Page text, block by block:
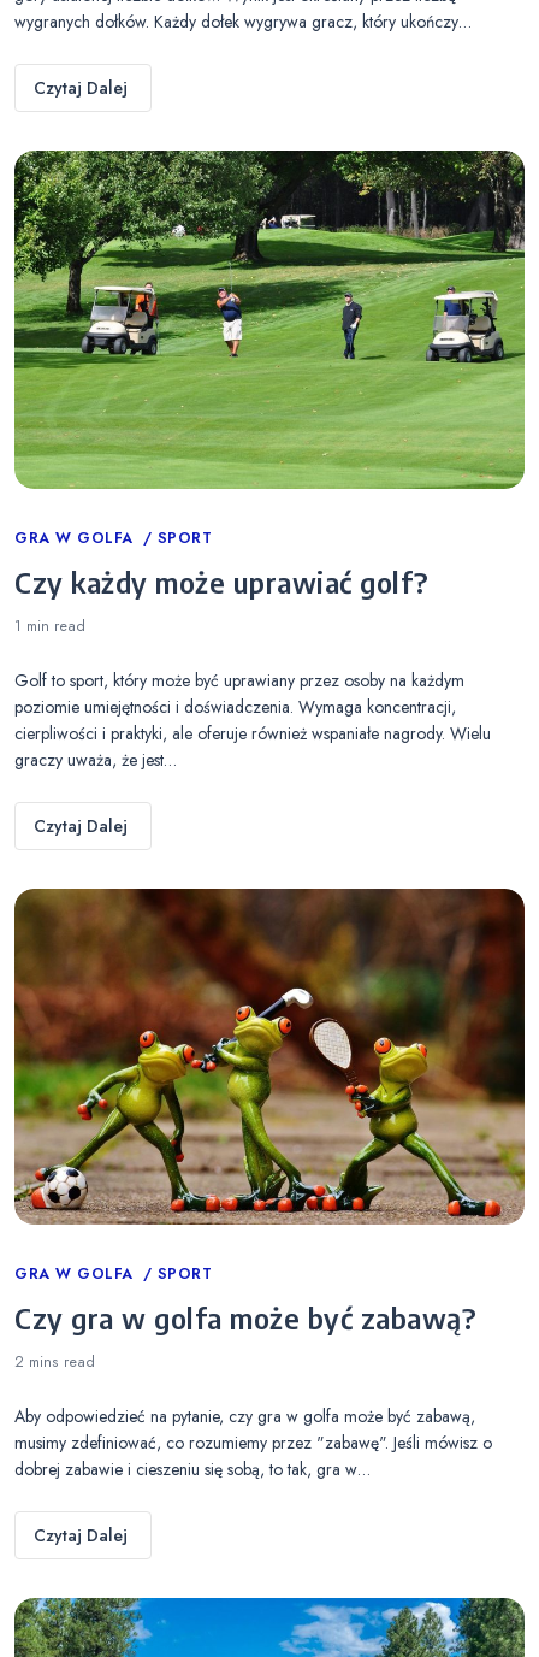
wygranych dołków. Każdy dołek wygrywa gracz, który ukończy…
Czytaj Dalej
Categories
GRA W GOLFA SPORT
Czy każdy może uprawiać golf?
1 min read
Golf to sport, który może być uprawiany przez osoby na każdym
poziomie umiejętności i doświadczenia. Wymaga koncentracji,
cierpliwości i praktyki, ale oferuje również wspaniałe nagrody. Wielu
graczy uważa, że jest…
Czytaj Dalej
Categories
GRA W GOLFA SPORT
Czy gra w golfa może być zabawą?
2 mins read
Aby odpowiedzieć na pytanie, czy gra w golfa może być zabawą,
musimy zdefiniować, co rozumiemy przez "zabawę". Jeśli mówisz o
dobrej zabawie i cieszeniu się sobą, to tak, gra w…
Czytaj Dalej